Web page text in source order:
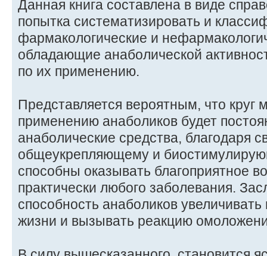
Данная книга составлена в виде
попытка систематизировать и
фармакологические и
обладающие анаболической
по их применению.
Представляется вероятным, что круг
применению анаболиков будет
анаболические средства, благодаря
общеукрепляющему и
способны оказывать благоприятное
практически любого заболевания.
способность анаболиков
жизни и вызывать реакцию